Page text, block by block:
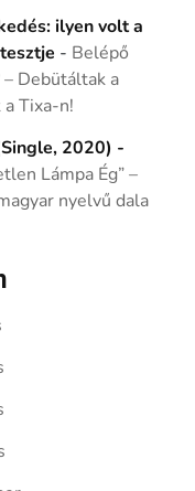
ilyen volt a
- Belépő
Debütáltak a
Tixa-n!
2020) -
Lámpa Ég” –
nyelvű dala